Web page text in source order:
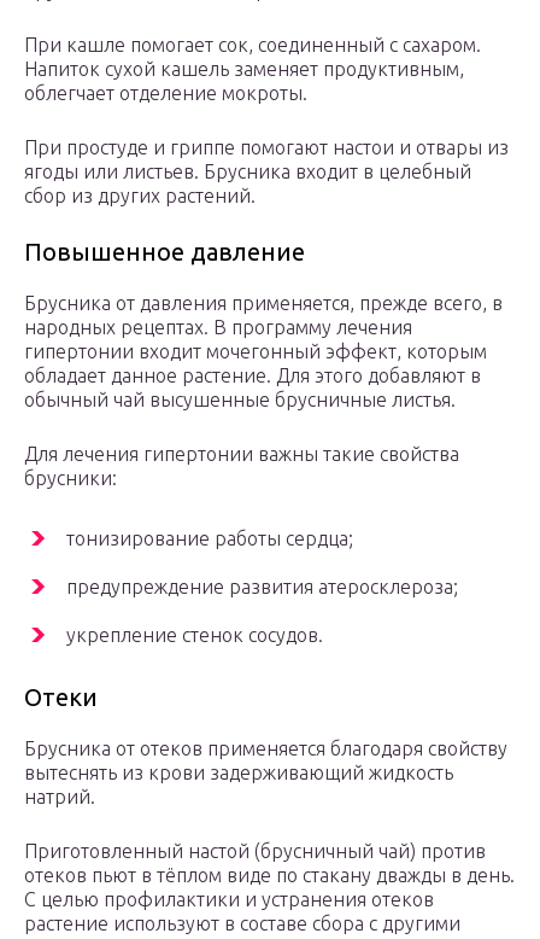
При кашле помогает сок, соединенный с сахаром.
Напиток сухой кашель заменяет продуктивным,
облегчает отделение мокроты.
При простуде и гриппе помогают настои и отвары из
ягоды или листьев. Брусника входит в целебный
сбор из других растений.
Повышенное давление
Брусника от давления применяется, прежде всего, в
народных рецептах. В программу лечения
гипертонии входит мочегонный эффект, которым
обладает данное растение. Для этого добавляют в
обычный чай высушенные брусничные листья.
Для лечения гипертонии важны такие свойства
брусники:
тонизирование работы сердца;
предупреждение развития атеросклероза;
укрепление стенок сосудов.
Отеки
Брусника от отеков применяется благодаря свойству
вытеснять из крови задерживающий жидкость
натрий.
Приготовленный настой (брусничный чай) против
отеков пьют в тёплом виде по стакану дважды в день.
С целью профилактики и устранения отеков
растение используют в составе сбора с другими